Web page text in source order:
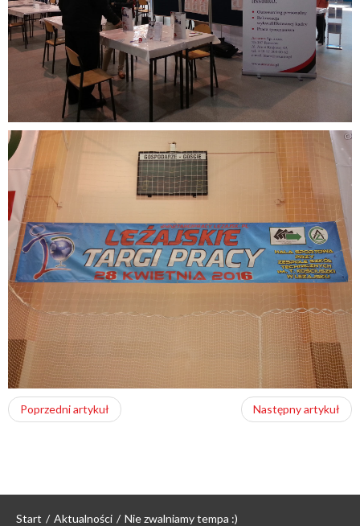
Poprzedni artykuł Następny artykuł
Start / Aktualności / Nie zwalniamy tempa :)